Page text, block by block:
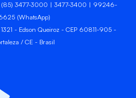
(85) 3477-3000 | 3477-3400 | 99246-
(WhatsApp)
- Edson Queiroz - CEP 60811-905 -
/ CE - Brasil